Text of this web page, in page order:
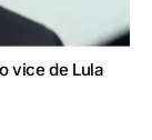
vice de Lula